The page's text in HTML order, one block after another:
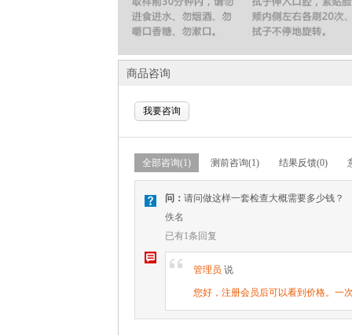
商品咨询
我要咨询
全部咨询(1) 测前咨询(1) 结果反馈(0)
V 问： 请问做这样一套检查大概需要多少钱？
佚名
已有1条回复
W [ 管理员 说
您好，注册会员后可以看到价格。一